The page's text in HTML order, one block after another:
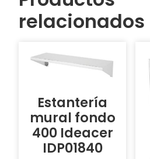
relacionados
Estantería
mural fondo
400 Ideacer
IDP01840